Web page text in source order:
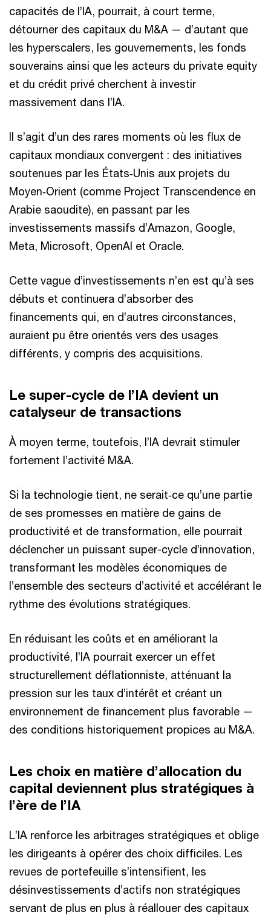
capacités de l’IA, pourrait, à court terme,
détourner des capitaux du M&A — d’autant que
les hyperscalers, les gouvernements, les fonds
souverains ainsi que les acteurs du private equity
et du crédit privé cherchent à investir
massivement dans l’IA.
Il s’agit d’un des rares moments où les flux de
capitaux mondiaux convergent : des initiatives
soutenues par les États‑Unis aux projets du
Moyen‑Orient (comme Project Transcendence en
Arabie saoudite), en passant par les
investissements massifs d’Amazon, Google,
Meta, Microsoft, OpenAI et Oracle.
Cette vague d’investissements n’en est qu’à ses
débuts et continuera d’absorber des
financements qui, en d’autres circonstances,
auraient pu être orientés vers des usages
différents, y compris des acquisitions.
Le super-cycle de l’IA devient un
catalyseur de transactions
À moyen terme, toutefois, l’IA devrait stimuler
fortement l’activité M&A.
Si la technologie tient, ne serait‑ce qu’une partie
de ses promesses en matière de gains de
productivité et de transformation, elle pourrait
déclencher un puissant super-cycle d’innovation,
transformant les modèles économiques de
l’ensemble des secteurs d’activité et accélérant le
rythme des évolutions stratégiques.
En réduisant les coûts et en améliorant la
productivité, l’IA pourrait exercer un effet
structurellement déflationniste, atténuant la
pression sur les taux d’intérêt et créant un
environnement de financement plus favorable —
des conditions historiquement propices au M&A.
Les choix en matière d’allocation du
capital deviennent plus stratégiques à
l’ère de l’IA
L’IA renforce les arbitrages stratégiques et oblige
les dirigeants à opérer des choix difficiles. Les
revues de portefeuille s’intensifient, les
désinvestissements d’actifs non stratégiques
servant de plus en plus à réallouer des capitaux